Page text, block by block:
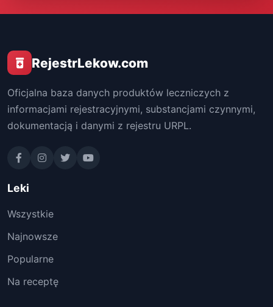
RejestrLekow.com
Oficjalna baza danych produktów leczniczych z
informacjami rejestracyjnymi, substancjami czynnymi,
dokumentacją i danymi z rejestru URPL.
Leki
Wszystkie
Najnowsze
Popularne
Na receptę